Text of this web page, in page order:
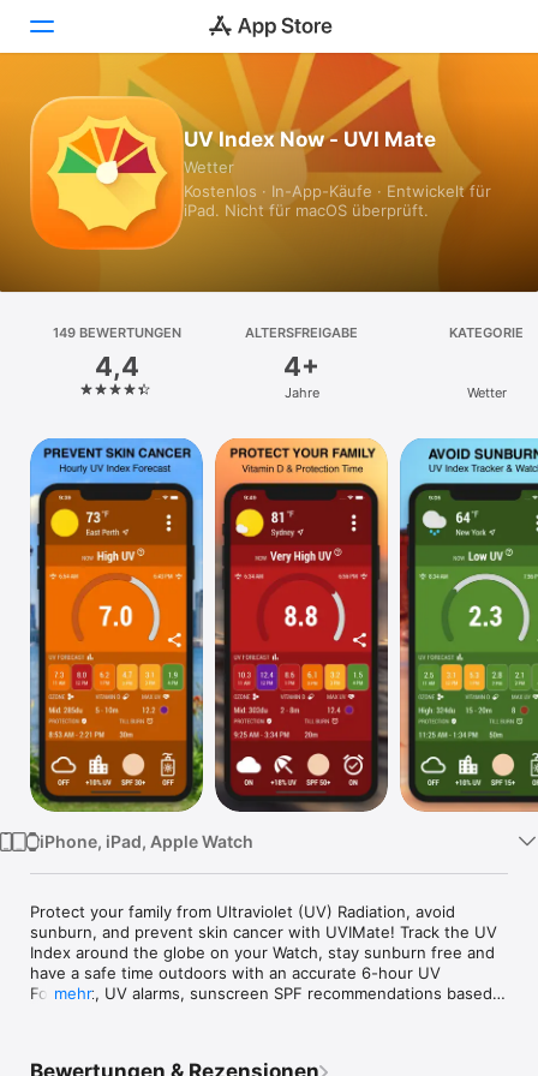
Heute
Spiele
Apps
Plattform
iPhone
iPad
Mac
Vision
Watch
TV
UV Index Now - UVI Mate
Wetter
Kostenlos · In-App-Käufe · Entwickelt für
iPad. Nicht für macOS überprüft.
149 BEWERTUNGEN
4,4
ALTERSFREIGABE
4+
Jahre
KATEGORIE
Wetter
iPhone, iPad, Apple Watch
Protect your family from Ultraviolet (UV) Radiation, avoid
sunburn, and prevent skin cancer with UVIMate! Track the UV
Index around the globe on your Watch, stay sunburn free and
have a safe time outdoors with an accurate 6-hour UV
Forecast, UV alarms, sunscreen SPF recommendations based
mehr
Bewertungen & Rezensionen